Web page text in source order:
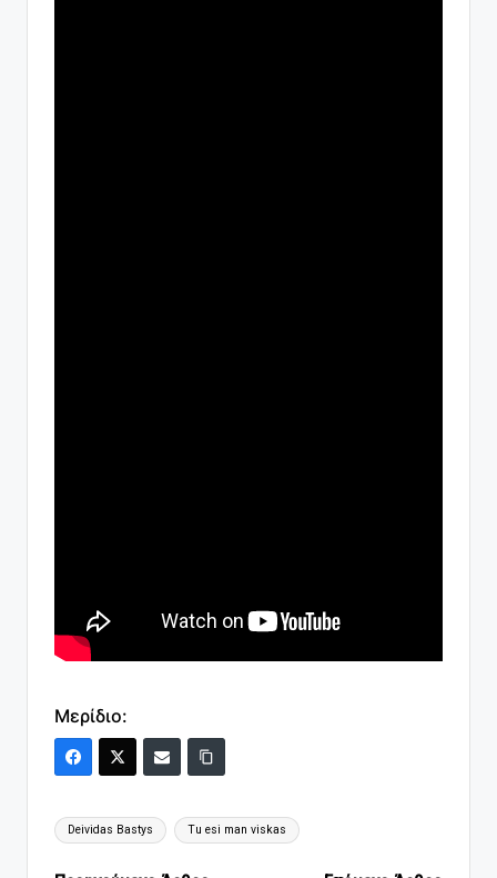
Μερίδιο:
Ετικέτες:
Deividas Bastys Tu esi man viskas